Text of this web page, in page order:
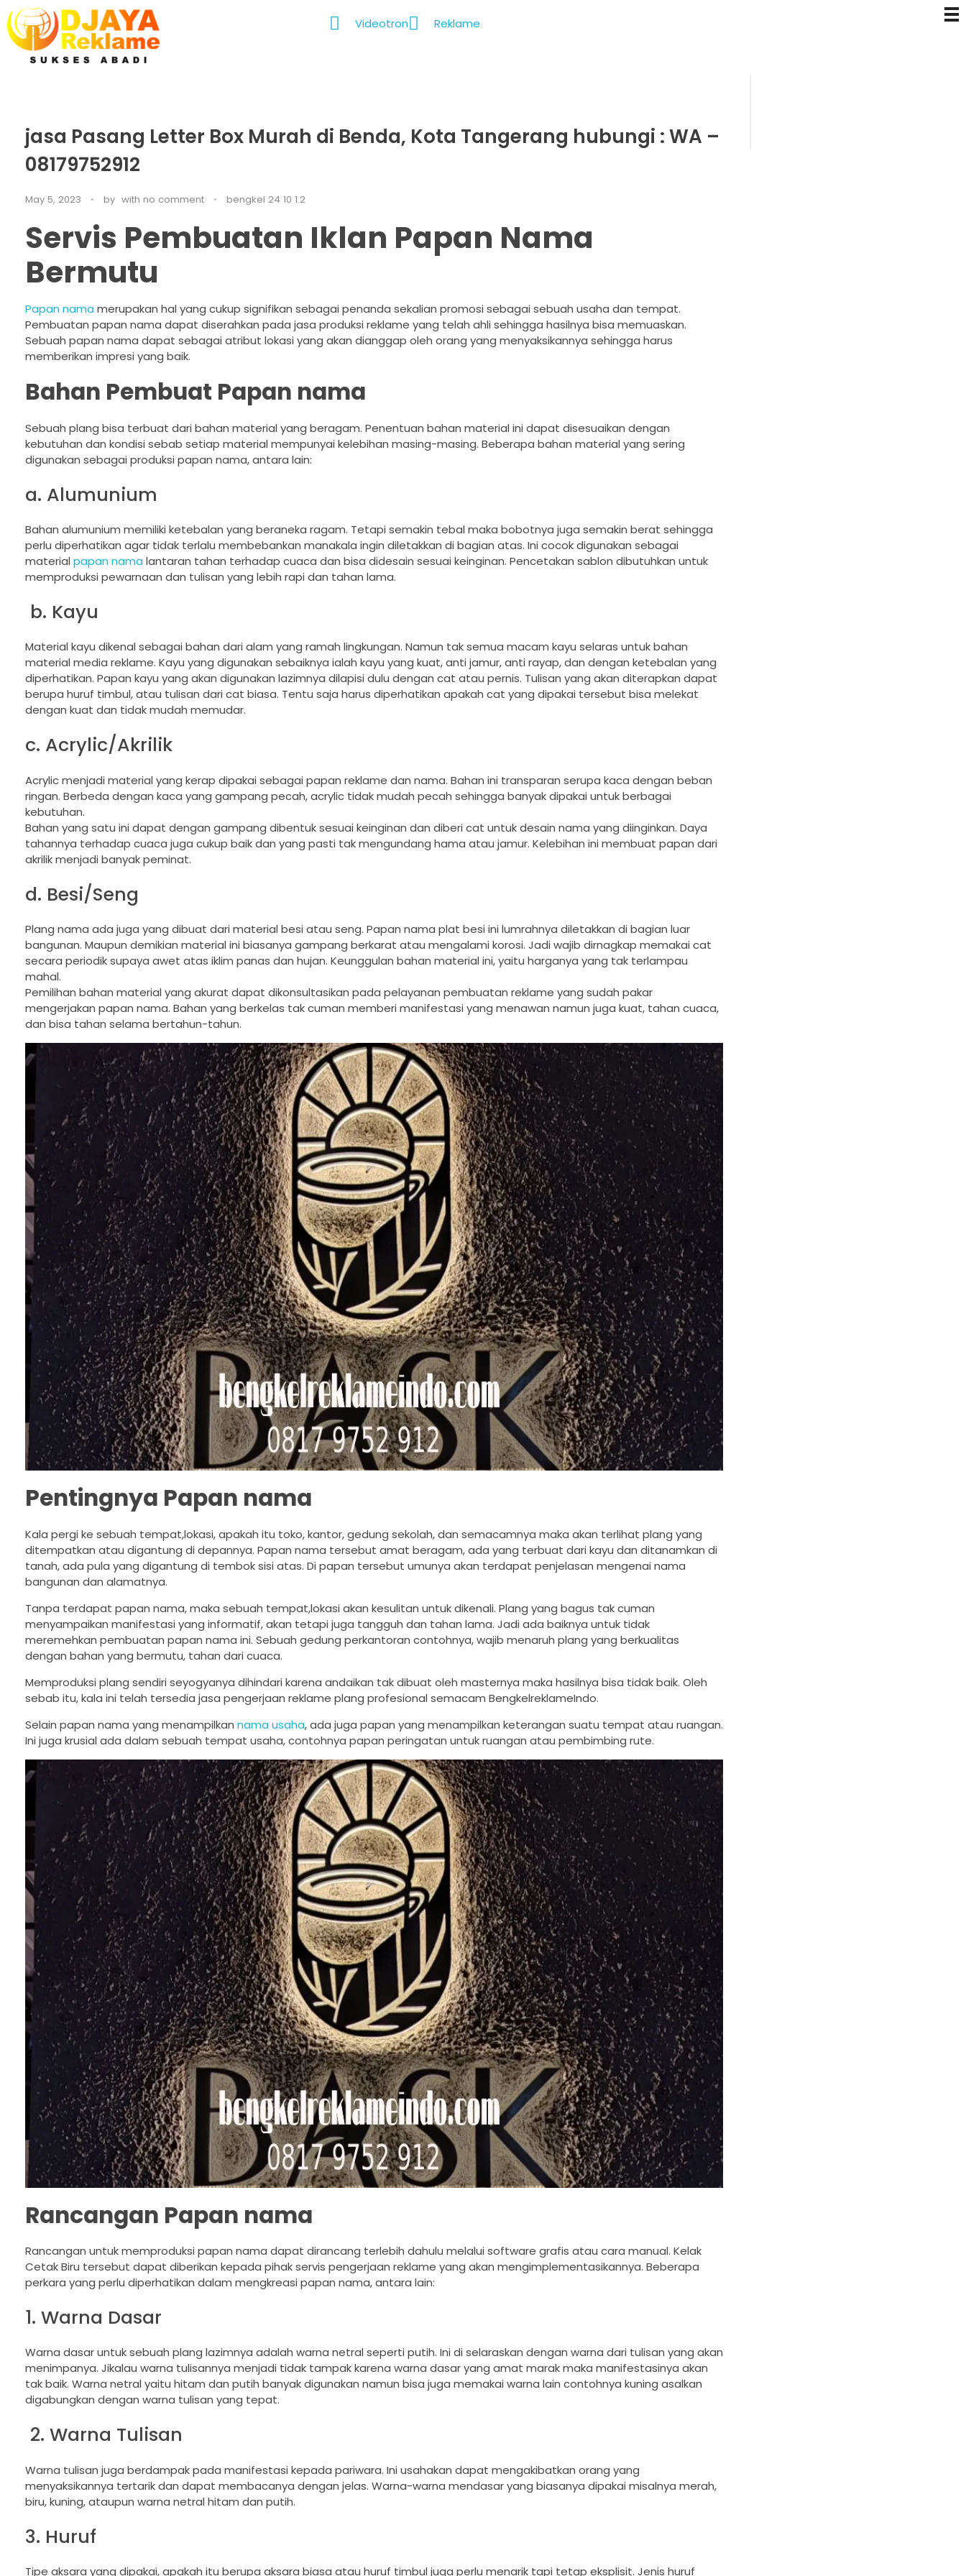
Videotron Reklame
jasa Pasang Letter Box Murah di Benda, Kota Tangerang hubungi : WA –
08179752912
May 5, 2023 by with no comment bengkel 24 10 1.2
Servis Pembuatan Iklan Papan Nama
Bermutu
Papan nama merupakan hal yang cukup signifikan sebagai penanda sekalian promosi sebagai sebuah usaha dan tempat.
Pembuatan papan nama dapat diserahkan pada jasa produksi reklame yang telah ahli sehingga hasilnya bisa memuaskan.
Sebuah papan nama dapat sebagai atribut lokasi yang akan dianggap oleh orang yang menyaksikannya sehingga harus
memberikan impresi yang baik.
Bahan Pembuat Papan nama
Sebuah plang bisa terbuat dari bahan material yang beragam. Penentuan bahan material ini dapat disesuaikan dengan
kebutuhan dan kondisi sebab setiap material mempunyai kelebihan masing-masing. Beberapa bahan material yang sering
digunakan sebagai produksi papan nama, antara lain:
a. Alumunium
Bahan alumunium memiliki ketebalan yang beraneka ragam. Tetapi semakin tebal maka bobotnya juga semakin berat sehingga
perlu diperhatikan agar tidak terlalu membebankan manakala ingin diletakkan di bagian atas. Ini cocok digunakan sebagai
material papan nama lantaran tahan terhadap cuaca dan bisa didesain sesuai keinginan. Pencetakan sablon dibutuhkan untuk
memproduksi pewarnaan dan tulisan yang lebih rapi dan tahan lama.
b. Kayu
Material kayu dikenal sebagai bahan dari alam yang ramah lingkungan. Namun tak semua macam kayu selaras untuk bahan
material media reklame. Kayu yang digunakan sebaiknya ialah kayu yang kuat, anti jamur, anti rayap, dan dengan ketebalan yang
diperhatikan. Papan kayu yang akan digunakan lazimnya dilapisi dulu dengan cat atau pernis. Tulisan yang akan diterapkan dapat
berupa huruf timbul, atau tulisan dari cat biasa. Tentu saja harus diperhatikan apakah cat yang dipakai tersebut bisa melekat
dengan kuat dan tidak mudah memudar.
c. Acrylic/Akrilik
Acrylic menjadi material yang kerap dipakai sebagai papan reklame dan nama. Bahan ini transparan serupa kaca dengan beban
ringan. Berbeda dengan kaca yang gampang pecah, acrylic tidak mudah pecah sehingga banyak dipakai untuk berbagai
kebutuhan.
Bahan yang satu ini dapat dengan gampang dibentuk sesuai keinginan dan diberi cat untuk desain nama yang diinginkan. Daya
tahannya terhadap cuaca juga cukup baik dan yang pasti tak mengundang hama atau jamur. Kelebihan ini membuat papan dari
akrilik menjadi banyak peminat.
d. Besi/Seng
Plang nama ada juga yang dibuat dari material besi atau seng. Papan nama plat besi ini lumrahnya diletakkan di bagian luar
bangunan. Maupun demikian material ini biasanya gampang berkarat atau mengalami korosi. Jadi wajib dirnagkap memakai cat
secara periodik supaya awet atas iklim panas dan hujan. Keunggulan bahan material ini, yaitu harganya yang tak terlampau
mahal.
Pemilihan bahan material yang akurat dapat dikonsultasikan pada pelayanan pembuatan reklame yang sudah pakar
mengerjakan papan nama. Bahan yang berkelas tak cuman memberi manifestasi yang menawan namun juga kuat, tahan cuaca,
dan bisa tahan selama bertahun-tahun.
Pentingnya Papan nama
Kala pergi ke sebuah tempat,lokasi, apakah itu toko, kantor, gedung sekolah, dan semacamnya maka akan terlihat plang yang
ditempatkan atau digantung di depannya. Papan nama tersebut amat beragam, ada yang terbuat dari kayu dan ditanamkan di
tanah, ada pula yang digantung di tembok sisi atas. Di papan tersebut umunya akan terdapat penjelasan mengenai nama
bangunan dan alamatnya.
Tanpa terdapat papan nama, maka sebuah tempat,lokasi akan kesulitan untuk dikenali. Plang yang bagus tak cuman
menyampaikan manifestasi yang informatif, akan tetapi juga tangguh dan tahan lama. Jadi ada baiknya untuk tidak
meremehkan pembuatan papan nama ini. Sebuah gedung perkantoran contohnya, wajib menaruh plang yang berkualitas
dengan bahan yang bermutu, tahan dari cuaca.
Memproduksi plang sendiri seyogyanya dihindari karena andaikan tak dibuat oleh masternya maka hasilnya bisa tidak baik. Oleh
sebab itu, kala ini telah tersedia jasa pengerjaan reklame plang profesional semacam BengkelreklameIndo.
Selain papan nama yang menampilkan nama usaha, ada juga papan yang menampilkan keterangan suatu tempat atau ruangan.
Ini juga krusial ada dalam sebuah tempat usaha, contohnya papan peringatan untuk ruangan atau pembimbing rute.
Rancangan Papan nama
Rancangan untuk memproduksi papan nama dapat dirancang terlebih dahulu melalui software grafis atau cara manual. Kelak
Cetak Biru tersebut dapat diberikan kepada pihak servis pengerjaan reklame yang akan mengimplementasikannya. Beberapa
perkara yang perlu diperhatikan dalam mengkreasi papan nama, antara lain:
1. Warna Dasar
Warna dasar untuk sebuah plang lazimnya adalah warna netral seperti putih. Ini di selaraskan dengan warna dari tulisan yang akan
menimpanya. Jikalau warna tulisannya menjadi tidak tampak karena warna dasar yang amat marak maka manifestasinya akan
tak baik. Warna netral yaitu hitam dan putih banyak digunakan namun bisa juga memakai warna lain contohnya kuning asalkan
digabungkan dengan warna tulisan yang tepat.
2. Warna Tulisan
Warna tulisan juga berdampak pada manifestasi kepada pariwara. Ini usahakan dapat mengakibatkan orang yang
menyaksikannya tertarik dan dapat membacanya dengan jelas. Warna-warna mendasar yang biasanya dipakai misalnya merah,
biru, kuning, ataupun warna netral hitam dan putih.
3. Huruf
Tipe aksara yang dipakai, apakah itu berupa aksara biasa atau huruf timbul juga perlu menarik tapi tetap eksplisit. Jenis huruf